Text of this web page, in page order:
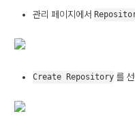
관리 페이지에서
Create Repository 를